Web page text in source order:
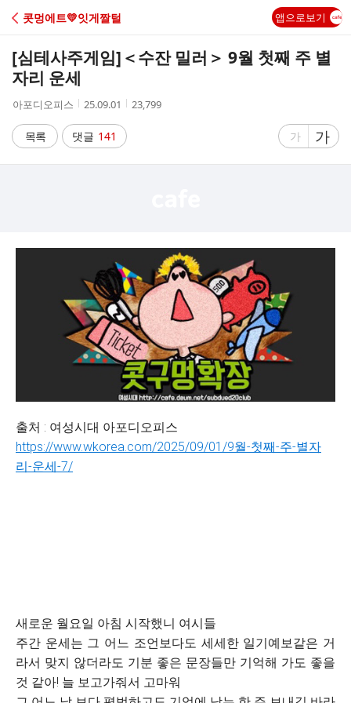
C
A
콧멍에트💛잇게짤털 앱으로보기
[심테사주게임] ＜수잔 밀러＞ 9월 첫째 주 별
자리 운세
작
자
아포디오피스
작
시
간
25.09.01
조
23,799
목록 댓글 141
글
게
가
글
자
게
가
출처 : 여성시대 아포디오피스
https://www.wkorea.com/2025/09/01/9월-첫째-주-별자
리-운세-7/
새로운 월요일 아침 시작했니 여시들
주간 운세는 그 어느 조언보다도 세세한 일기예보같은 거
라서 맞지 않더라도 기분 좋은 문장들만 기억해 가도 좋을
것 같아! 늘 보고가줘서 고마워